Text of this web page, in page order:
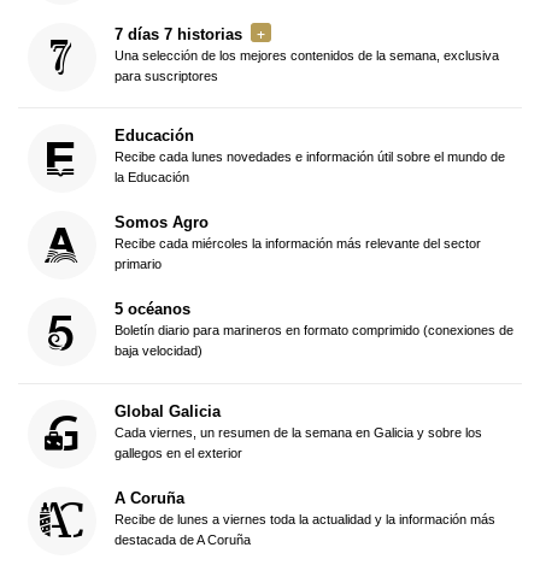
7 días 7 historias
Una selección de los mejores contenidos de la semana, exclusiva
para suscriptores
Educación
Recibe cada lunes novedades e información útil sobre el mundo de
la Educación
Somos Agro
Recibe cada miércoles la información más relevante del sector
primario
5 océanos
Boletín diario para marineros en formato comprimido (conexiones de
baja velocidad)
Global Galicia
Cada viernes, un resumen de la semana en Galicia y sobre los
gallegos en el exterior
A Coruña
Recibe de lunes a viernes toda la actualidad y la información más
destacada de A Coruña